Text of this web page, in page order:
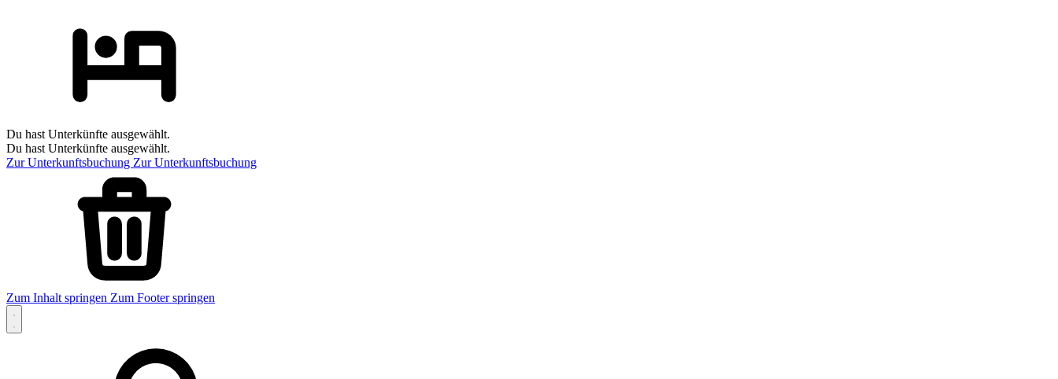
Du hast Unterkünfte ausgewählt.
Du hast Unterkünfte ausgewählt.
Zur Unterkunftsbuchung Zur Unterkunftsbuchung
Zum Inhalt springen Zum Footer springen